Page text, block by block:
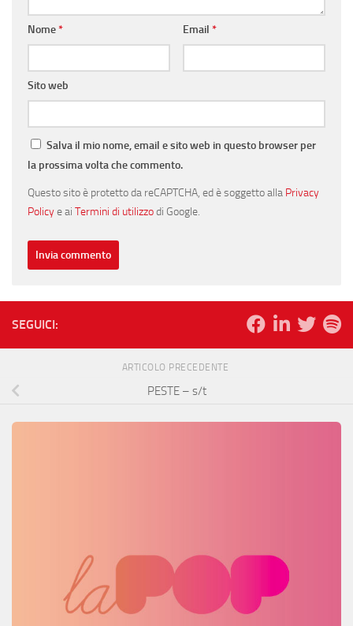
Nome* Email *
Sito web
Salva il mio nome, email e sito web in questo browser per
la prossima volta che commento.
Questo sito è protetto da reCAPTCHA, ed è soggetto alla Privacy
Policye ai Termini di utilizzodi Google.
SEGUICI:
ARTICOLO PRECEDENTE
PESTE – s/t